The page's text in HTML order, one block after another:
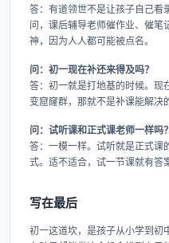
答：有道领世不是让孩子自己看
问，课后辅导老师催作业、催笔
神，因为人人都可能被点名。
问：初一现在补还来得及吗？
答：初一就是打地基的时候。现
变窟窿群，那就不是补课能解决
问：试听课和正式课老师一样吗？
答：一模一样。试听就是正式课
式。适不适合，试一节课就有答
写在最后
初一这道坎，是孩子从小学到初